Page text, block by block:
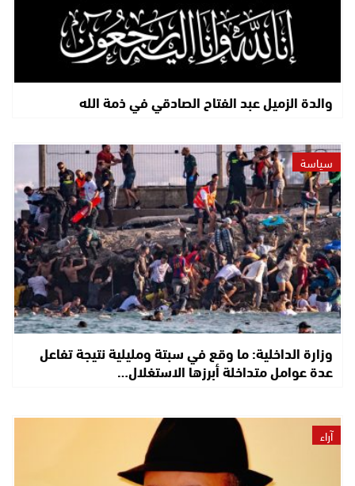
والدة الزميل عبد الفتاح الصادقي في ذمة الله
سياسة
وزارة الداخلية: ما وقع في سبتة ومليلية نتيجة تفاعل
عدة عوامل متداخلة أبرزها الاستغلال…
آراء